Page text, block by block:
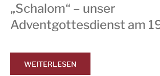
„Schalom“ – unser
Adventgottesdienst am
WEITERLESEN